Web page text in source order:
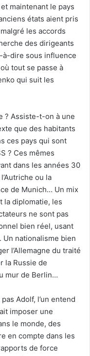
maintenant le pays
états aient pris
les accords
des dirigeants
à-dire sous influence
tout se passe à
qui suit les
? Assiste-t-on à une
que des habitants
ces pays qui sont
? Ces mêmes
dans les années 30
ou la
de Munich… Un mix
la diplomatie, les
ne sont pas
bien réel, usant
Un nationalisme bien
l’Allemagne du traité
la Russie de
mur de Berlin…
Adolf, l’un entend
imposer une
le monde, des
en compte dans les
de force